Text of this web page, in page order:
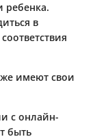
ребенка.
в
имеют свои
с онлайн-
быть